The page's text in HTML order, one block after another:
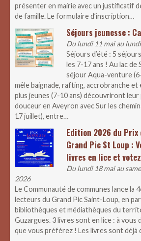
présenter en mairie avec un justificatif
de famille. Le formulaire d’inscription…
Séjours jeunesse :
Du lundi 11 mai au
Séjours d’été : 5
les 7-17 ans ! Au lac
séjour Aqua-venture
mêle baignade, rafting, accrobranche et
plus jeunes (7-10 ans) découvriront
douceur en Aveyron avec Sur les
17 juillet), entre…
Edition 2026 du
Grand Pic St Loup :
livres en lice et votez
Du lundi 18 mai au
2026
Le Communauté de communes lance la
lecteurs du Grand Pic Saint-Loup, en
bibliothèques et médiathèques du
Guzargues. 3 livres sont en lice : à vous
que vous préférez ! Les livres sont déjà